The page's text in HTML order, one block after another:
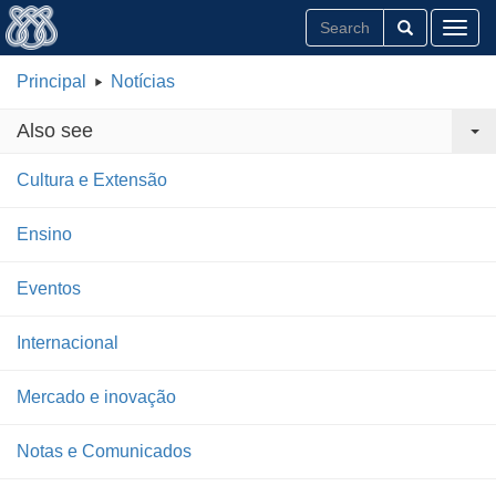
Principal Notícias
Also see
Cultura e Extensão
Ensino
Eventos
Internacional
Mercado e inovação
Notas e Comunicados